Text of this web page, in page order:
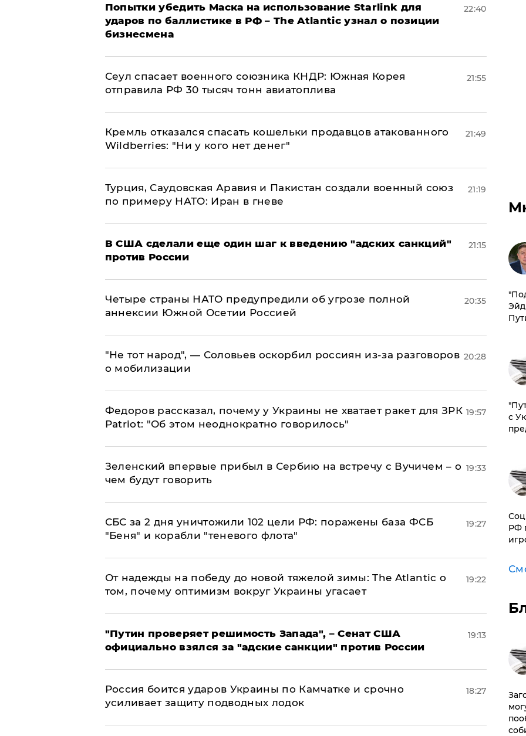
Попытки убедить Маска на использование Starlink для
ударов по баллистике в РФ – The Atlantic узнал о позиции
бизнесмена
22:40
​Сеул спасает военного союзника КНДР: Южная Корея
отправила РФ 30 тысяч тонн авиатоплива
21:55
Кремль отказался спасать кошельки продавцов атакованного
Wildberries: "Ни у кого нет денег"
21:49
Турция, Саудовская Аравия и Пакистан создали военный союз
по примеру НАТО: Иран в гневе
21:19
В США сделали еще один шаг к введению "адских санкций"
против России
21:15
Четыре страны НАТО предупредили об угрозе полной
аннексии Южной Осетии Россией
20:35
​"Не тот народ", — Соловьев оскорбил россиян из-за разговоров
о мобилизации
20:28
Федоров рассказал, почему у Украины не хватает ракет для ЗРК
Patriot: "Об этом неоднократно говорилось"
19:57
Зеленский впервые прибыл в Сербию на встречу с Вучичем – о
чем будут говорить
19:33
СБС за 2 дня уничтожили 102 цели РФ: поражены база ФСБ
"Беня" и корабли "теневого флота"
19:27
От надежды на победу до новой тяжелой зимы: The Atlantic о
том, почему оптимизм вокруг Украины угасает
19:22
"Путин проверяет решимость Запада", – Сенат США
официально взялся за "адские санкции" против России
19:13
Россия боится ударов Украины по Камчатке и срочно
усиливает защиту подводных лодок
18:27
с
РФ